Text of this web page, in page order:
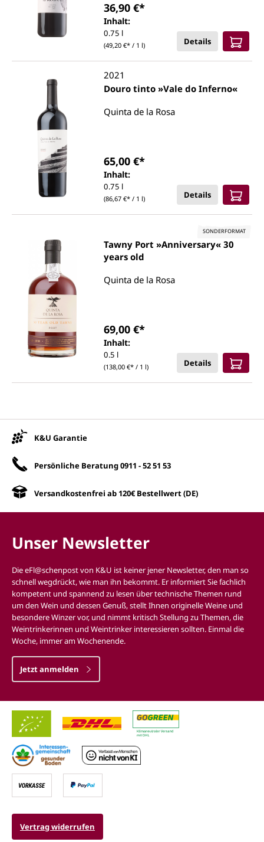
Inhalt:
0.75 l
(49,20 €* / 1 l)
36,90 €*
Details
2021
Douro tinto »Vale do Inferno«
Quinta de la Rosa
Inhalt:
0.75 l
(86,67 €* / 1 l)
65,00 €*
Details
SONDERFORMAT
Tawny Port »Anniversary« 30
years old
Quinta de la Rosa
Inhalt:
0.5 l
(138,00 €* / 1 l)
69,00 €*
Details
K&U Garantie
Persönliche Beratung0911 - 52 51 53
Versandkostenfrei ab 120€ Bestellwert (DE)
Unser Newsletter
Die eFl@schenpost von K&U ist keiner jener Newsletter, den man so
schnell wegdrückt, wie man ihn bekommt. Er informiert Sie fachlich
kompetent und spannend zu lesen über technische Themen rund
um den Wein und dessen Genuß, stellt Ihnen originelle Weine und
besondere Winzer vor, und nimmt kritisch Stellung zu Themen, die
Weintrinkerinnen und Weintrinker interessieren sollten. Einmal die
Woche, immer am Wochenende.
Jetzt anmelden
Vertrag widerrufen